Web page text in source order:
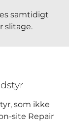
samtidigt
slitage.
som ikke
site Repair